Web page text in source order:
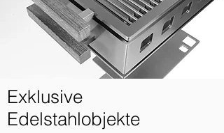
Exklusive
Edelstahlobjekte